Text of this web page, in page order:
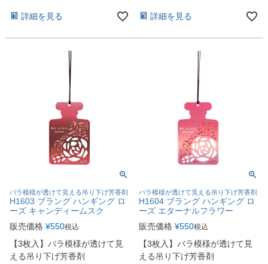
詳細を見る 詳細を見る
バラ模様が透けて見える吊り下げ芳香剤
H1603 ブラング ハンギング ロ
ーズ キャンディームスク
販売価格 ¥550税込
【3枚入】バラ模様が透けて見
える吊り下げ芳香剤
バラ模様が透けて見える吊り下げ芳香剤
H1604 ブラング ハンギング ロ
ーズ エターナルフラワー
販売価格 ¥550税込
【3枚入】バラ模様が透けて見
える吊り下げ芳香剤